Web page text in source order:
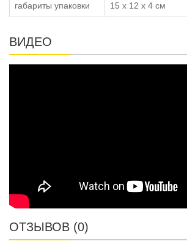
габариты упаковки 15 x 12 x 4 см
ВИДЕО
ОТЗЫВОВ (0)